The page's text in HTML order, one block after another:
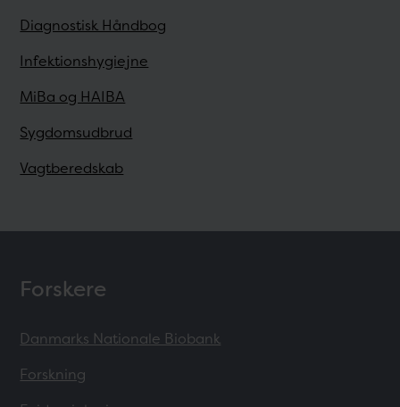
Diagnostisk Håndbog
Infektionshygiejne
MiBa og HAIBA
Sygdomsudbrud
Vagtberedskab
Forskere
Danmarks Nationale Biobank
Forskning